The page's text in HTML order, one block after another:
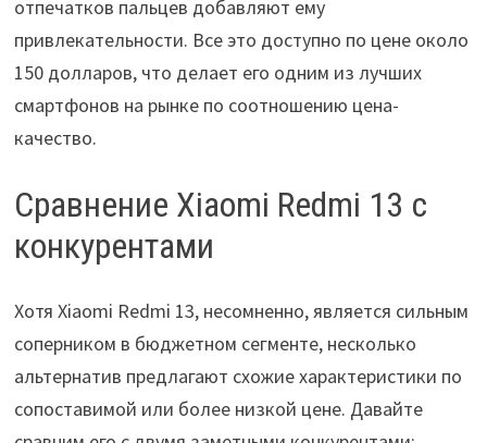
отпечатков пальцев добавляют ему
привлекательности. Все это доступно по цене около
150 долларов, что делает его одним из лучших
смартфонов на рынке по соотношению цена-
качество.
Сравнение Xiaomi Redmi 13 с
конкурентами
Хотя Xiaomi Redmi 13, несомненно, является сильным
соперником в бюджетном сегменте, несколько
альтернатив предлагают схожие характеристики по
сопоставимой или более низкой цене. Давайте